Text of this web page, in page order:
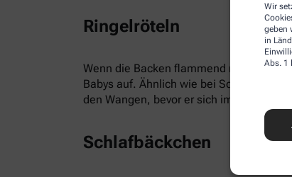
Wir
geben
in
Abs. 1
Ringelröteln
Wenn die Backen flammend rot sind,
Babys auf. Ähnlich wie bei Scharlach,
den Wangen, bevor er sich im gesamten
Schlafbäckchen